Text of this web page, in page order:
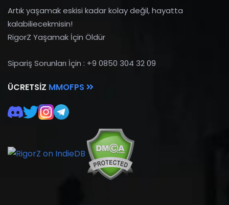
Artık yaşamak eskisi kadar kolay değil, hayatta
kalabiliecekmisin!
RigorZ Yaşamak İçin Öldür
Sipariş Sorunları İçin : +9 0850 304 32 09
ÜCRETSIZ MMOFPS